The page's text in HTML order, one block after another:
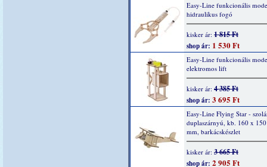
Easy-Line funkcionális
hidraulikus fogó
kisker ár: 1 815 Ft
shop ár: 1 530 Ft
Easy-Line funkcionális
elektromos lift
kisker ár: 4 385 Ft
shop ár: 3 695 Ft
Easy-Line Flying Star -
duplaszárnyú, kb. 160 x
mm, barkácskészlet
kisker ár: 3 665 Ft
shop ár: 2 905 Ft